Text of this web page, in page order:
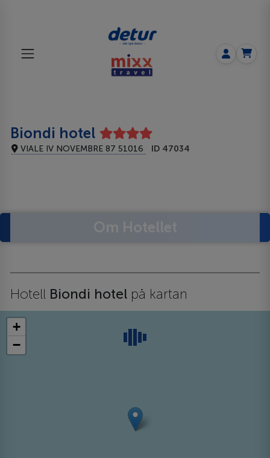
Biondi hotel
VIALE IV NOVEMBRE 87 51016 ID 47034
Hotell Biondi hotel på kartan
+
−